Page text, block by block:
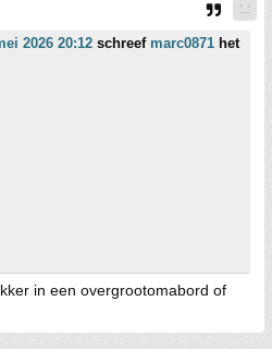
2026 20:12 schreef marc0871 het
in een overgrootomabord of